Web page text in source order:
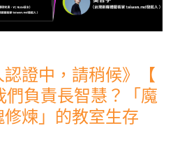
認證中，請稍候》【
負責長智慧？「魔
煉」的教室生存